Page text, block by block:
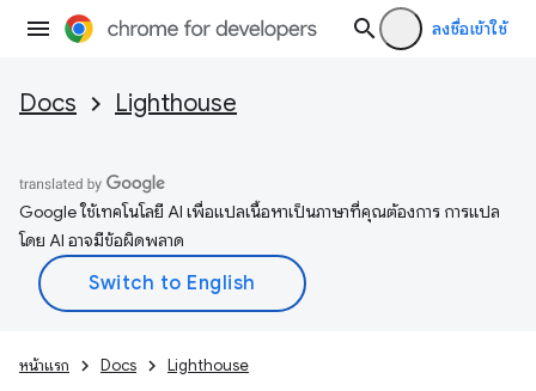
ลงชื่อเข้าใช้
Docs Lighthouse
Google ใช้เทคโนโลยี AI เพื่อแปลเนื้อหาเป็นภาษาที่คุณต้องการ การแปล
โดย AI อาจมีข้อผิดพลาด
หน้าแรก Docs Lighthouse